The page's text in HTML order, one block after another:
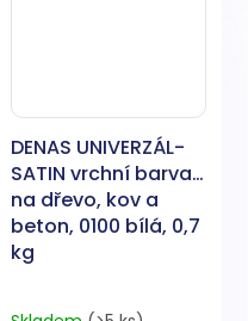
DENAS UNIVERZÁL-
SATIN vrchní barva
na dřevo, kov a
beton, 0100 bílá, 0,7
kg